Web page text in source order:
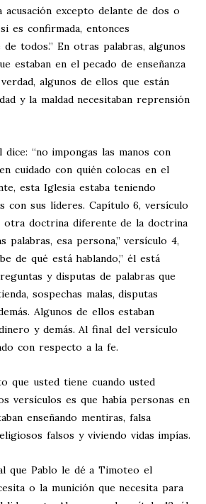
acusación excepto delante de dos o
es confirmada, entonces
todos.” En otras palabras, algunos
estaban en el pecado de enseñanza
algunos de ellos que están
y la maldad necesitaban reprensión
“no impongas las manos con
cuidado con quién colocas en el
esta Iglesia estaba teniendo
con sus líderes. Capítulo 6, versículo
otra doctrina diferente de la doctrina
palabras, esa persona,” versículo 4,
de qué está hablando,” él está
y disputas de palabras que
sospechas malas, disputas
Algunos de ellos estaban
y demás. Al final del versículo
con respecto a la fe.
que usted tiene cuando usted
versículos es que había personas en
enseñando mentiras, falsa
falsos y viviendo vidas impías.
que Pablo le dé a Timoteo el
o la munición que necesita para